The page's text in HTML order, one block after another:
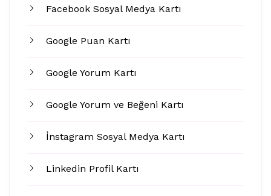
Facebook Sosyal Medya Kartı
Google Puan Kartı
Google Yorum Kartı
Google Yorum ve Beğeni Kartı
İnstagram Sosyal Medya Kartı
Linkedin Profil Kartı